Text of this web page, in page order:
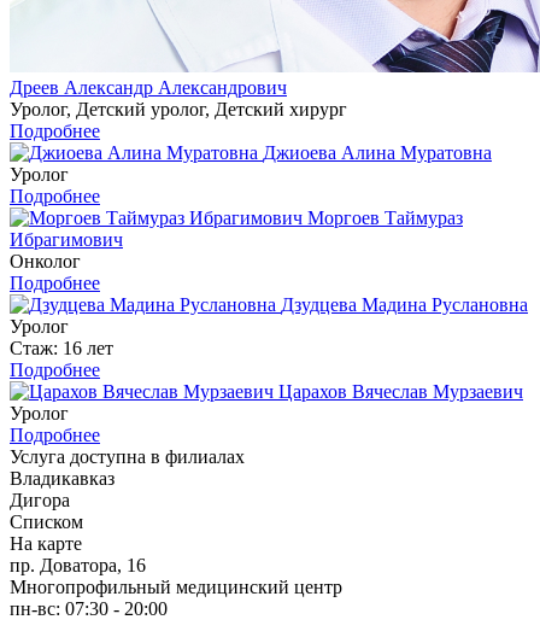
Дреев Александр Александрович
Уролог, Детский уролог, Детский хирург
Подробнее
Джиоева Алина Муратовна
Уролог
Подробнее
Моргоев Таймураз
Ибрагимович
Онколог
Подробнее
Дзудцева Мадина Руслановна
Уролог
Стаж: 16 лет
Подробнее
Царахов Вячеслав Мурзаевич
Уролог
Подробнее
Услуга доступна в филиалах
Владикавказ
Дигора
Списком
На карте
пр. Доватора, 16
Многопрофильный медицинский центр
пн-вс: 07:30 - 20:00